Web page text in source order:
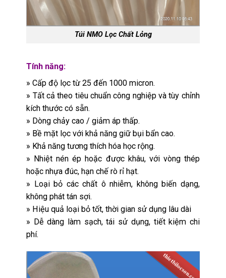
Túi NMO Lọc Chất Lỏng
Tính năng:
» Cấp độ lọc từ 25 đến 1000 micron.
» Tất cả theo tiêu chuẩn công nghiệp và tùy chỉnh
kích thước có sẵn.
» Dòng chảy cao / giảm áp thấp.
» Bề mặt lọc với khả năng giữ bụi bẩn cao.
» Khả năng tương thích hóa học rộng.
» Nhiệt nén ép hoặc được khâu, với vòng thép
hoặc nhựa đúc, hạn chế rò rỉ hạt.
» Loại bỏ các chất ô nhiễm, không biến dạng,
không phát tán sợi.
» Hiệu quả loại bỏ tốt, thời gian sử dụng lâu dài
» Dễ dàng làm sạch, tái sử dụng, tiết kiệm chi
phí.